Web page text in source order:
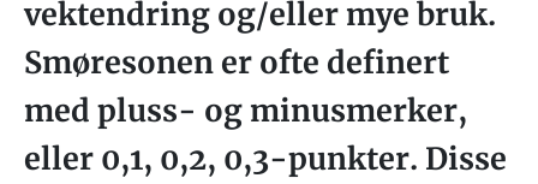
vektendring og/eller mye bruk.
Smøresonen er ofte definert
med pluss- og minusmerker,
eller 0,1, 0,2, 0,3-punkter. Disse